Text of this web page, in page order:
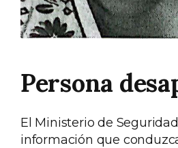
Persona
El Ministerio de
información que